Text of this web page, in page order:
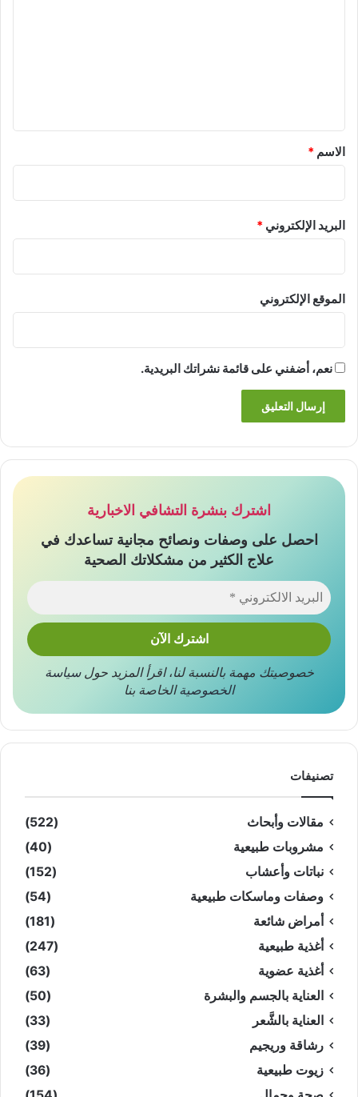
*
الاسم *
البريد الإلكتروني *
الموقع الإلكتروني
نعم، أضفني على قائمة نشراتك البريدية.
اشترك بنشرة التشافي الاخبارية
احصل على وصفات ونصائح مجانية تساعدك في
علاج الكثير من مشكلاتك الصحية
خصوصيتك مهمة بالنسبة لنا،اقرأ المزيد حولسياسة
الخصوصيةالخاصة بنا
تصنيفات
مقالات وأبحاث
(522)
مشروبات طبيعية
(40)
نباتات وأعشاب
(152)
وصفات وماسكات طبيعية
(54)
أمراض شائعة
(181)
أغذية طبيعية
(247)
أغذية عضوية
(63)
العناية بالجسم والبشرة
(50)
العناية بالشَّعر
(33)
رشاقة وريجيم
(39)
زيوت طبيعية
(36)